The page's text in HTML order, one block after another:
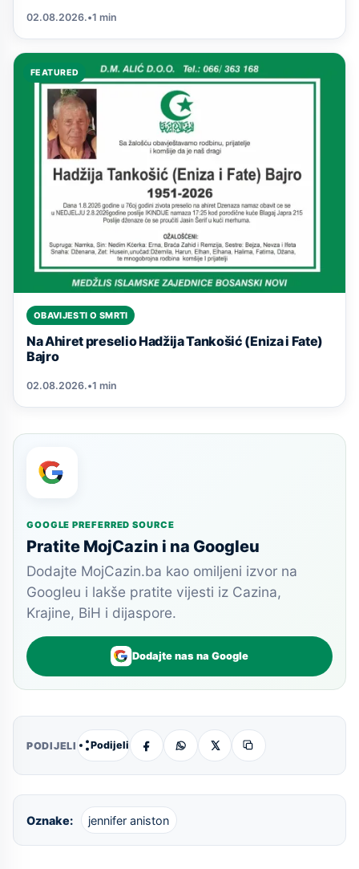
02.08.2026.•1 min
FEATURED
OBAVIJESTI O SMRTI
Na Ahiret preselio Hadžija Tankošić (Eniza i Fate)
Bajro
02.08.2026.•1 min
GOOGLE PREFERRED SOURCE
Pratite MojCazin i na Googleu
Dodajte MojCazin.ba kao omiljeni izvor na
Googleu i lakše pratite vijesti iz Cazina,
Krajine, BiH i dijaspore.
Dodajte nas na Google
PODIJELI Podijeli
Oznake: jennifer aniston